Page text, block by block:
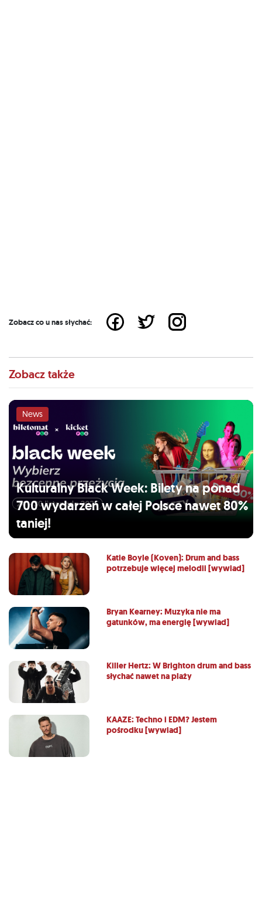
Zobacz co u nas słychać:
Zobacz także
Kulturalny Black Week: Bilety na ponad
700 wydarzeń w całej Polsce nawet 80%
taniej!
News
Katie Boyle (Koven): Drum and bass
potrzebuje więcej melodii [wywiad]
Bryan Kearney: Muzyka nie ma
gatunków, ma energię [wywiad]
Killer Hertz: W Brighton drum and bass
słychać nawet na plaży
KAAZE: Techno i EDM? Jestem
pośrodku [wywiad]